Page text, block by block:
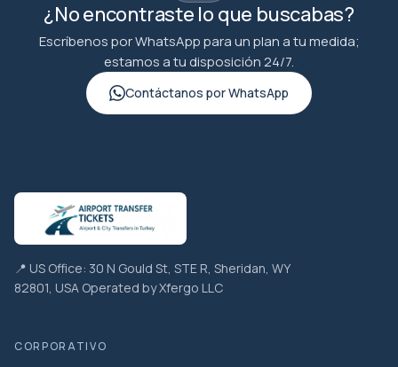
¿No encontraste lo que buscabas?
Escríbenos por WhatsApp para un plan a tu medida;
estamos a tu disposición 24/7.
Contáctanos por WhatsApp
📍 US Office: 30 N Gould St, STE R, Sheridan, WY
82801, USA Operated by Xfergo LLC
CORPORATIVO